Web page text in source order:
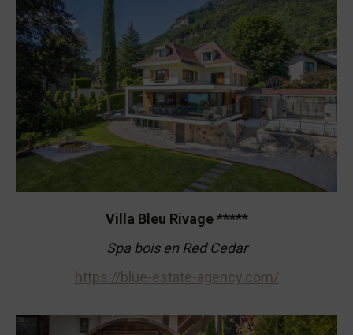
Villa Bleu Rivage *****
Spa bois en Red Cedar
https://blue-estate-agency.com/